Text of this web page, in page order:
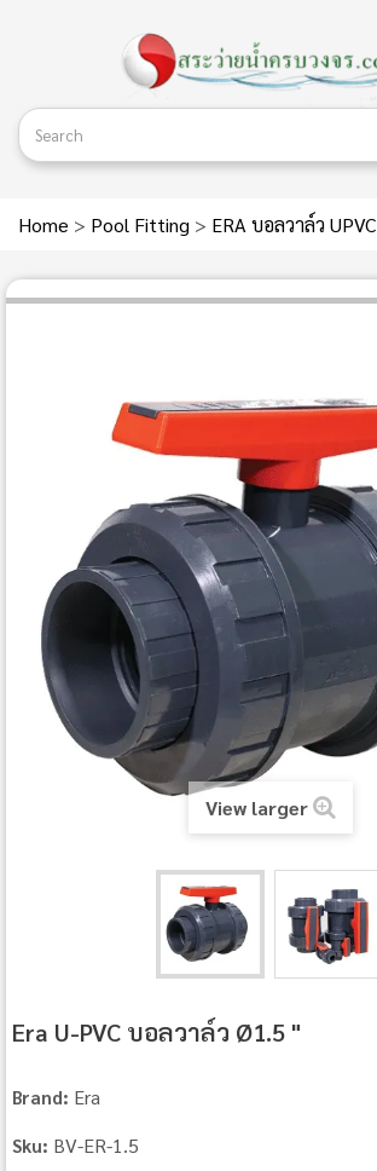
Home > Pool Fitting > ERA บอลวาล์ว UPVC
View larger
Era U-PVC บอลวาล์ว Ø1.5 "
Brand: Era
Sku: BV-ER-1.5